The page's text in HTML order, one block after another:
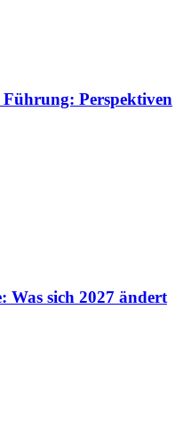
Perspektiven
Was sich 2027 ändert